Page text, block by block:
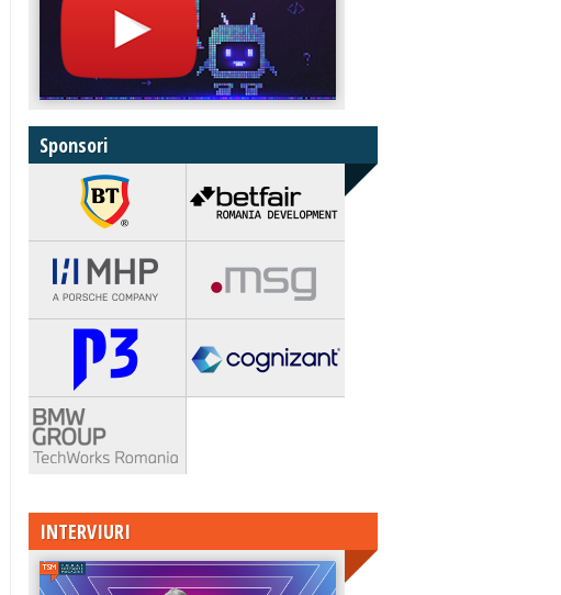
Sponsori
INTERVIURI